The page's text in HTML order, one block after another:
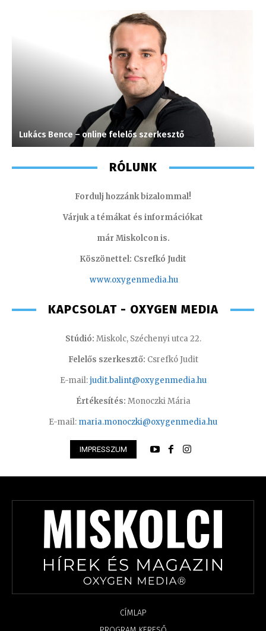
Lukács Bence – online felelős szerkesztő
RÓLUNK
Fordulj hozzánk bizalommal!
Várjuk a témákat és információkat
már Miskolcon is.
Köszönettel: Csrefkó Judit
www.oxygenmedia.hu
KAPCSOLAT - OXYGEN MEDIA
Stúdió: Miskolc, Széchenyi utca 22.
Felelős szerkesztő: Csrefkó Judit
E-mail:judit.balint@oxygenmedia.hu
Értékesítés: Monoczki Mária
E-mail: maria.monoczki@oxygenmedia.hu
IMPRESSZUM
CÍMLAP